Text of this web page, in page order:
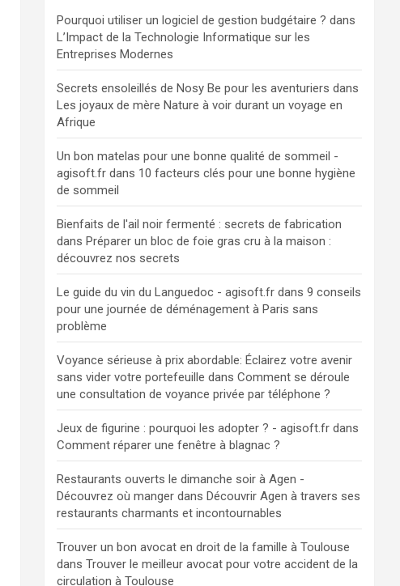
Pourquoi utiliser un logiciel de gestion budgétaire ? dans
L’Impact de la Technologie Informatique sur les
Entreprises Modernes
Secrets ensoleillés de Nosy Be pour les aventuriers dans
Les joyaux de mère Nature à voir durant un voyage en
Afrique
Un bon matelas pour une bonne qualité de sommeil -
agisoft.fr dans 10 facteurs clés pour une bonne hygiène
de sommeil
Bienfaits de l'ail noir fermenté : secrets de fabrication
dansPréparer un bloc de foie gras cru à la maison :
découvrez nos secrets
Le guide du vin du Languedoc - agisoft.fr dans9 conseils
pour une journée de déménagement à Paris sans
problème
Voyance sérieuse à prix abordable: Éclairez votre avenir
sans vider votre portefeuille dansComment se déroule
une consultation de voyance privée par téléphone ?
Jeux de figurine : pourquoi les adopter ? - agisoft.fr dans
Comment réparer une fenêtre à blagnac ?
Restaurants ouverts le dimanche soir à Agen -
Découvrez où manger dansDécouvrir Agen à travers ses
restaurants charmants et incontournables
Trouver un bon avocat en droit de la famille à Toulouse
dansTrouver le meilleur avocat pour votre accident de la
circulation à Toulouse